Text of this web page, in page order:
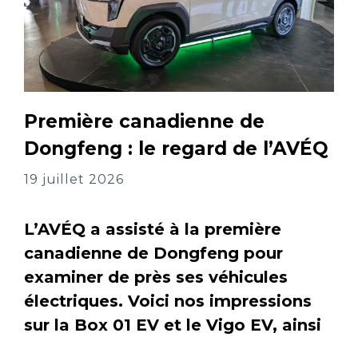
Première canadienne de
Dongfeng : le regard de l’AVÉQ
19 juillet 2026
L’AVÉQ a assisté à la première
canadienne de Dongfeng pour
examiner de près ses véhicules
électriques. Voici nos impressions
sur la Box 01 EV et le Vigo EV, ainsi